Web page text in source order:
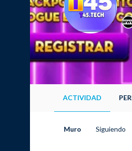
ACTIVIDAD
Muro Siguiendo